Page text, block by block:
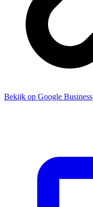
Bekijk op Google Business